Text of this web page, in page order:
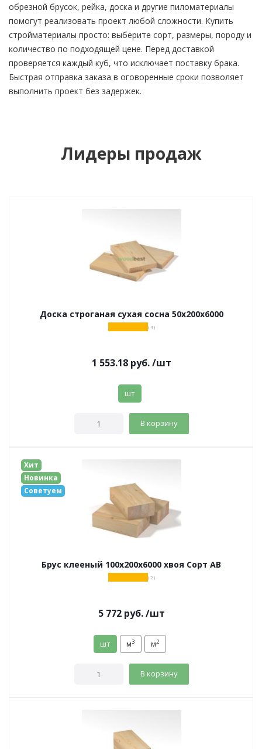
обрезной брусок, рейка, доска и другие пиломатериалы
помогут реализовать проект любой сложности. Купить
стройматериалы просто: выберите сорт, размеры, породу и
количество по подходящей цене. Перед доставкой
проверяется каждый куб, что исключает поставку брака.
Быстрая отправка заказа в оговоренные сроки позволяет
выполнить проект без задержек.
Лидеры продаж
Доска строганая сухая сосна 50х200х6000
( 4 )
1 553.18руб. /шт
шт
В корзину
Хит
Новинка
Советуем
Брус клееный 100х200х6000 хвоя Сорт АВ
( 2 )
5 772руб. /шт
шт м3 м2
В корзину